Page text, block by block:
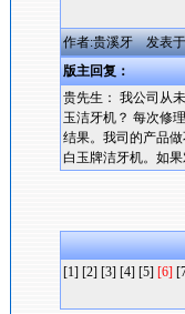
作者:贵溪牙 发表于
版主回复：
贵先生： 我公司从
玉洁牙机？ 每次修
结果。我司的产品
白玉牌洁牙机。如
[1] [2] [3] [4] [5] [6]